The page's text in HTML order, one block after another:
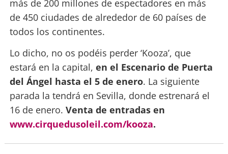
más de 200 millones de espectadores en más
de 450 ciudades de alrededor de 60 países de
todos los continentes.
Lo dicho, no os podéis perder ‘Kooza’, que
estará en la capital, en el Escenario de Puerta
del Ángel hasta el 5 de enero. La siguiente
parada la tendrá en Sevilla, donde estrenará el
16 de enero. Venta de entradas en
www.cirquedusoleil.com/kooza.